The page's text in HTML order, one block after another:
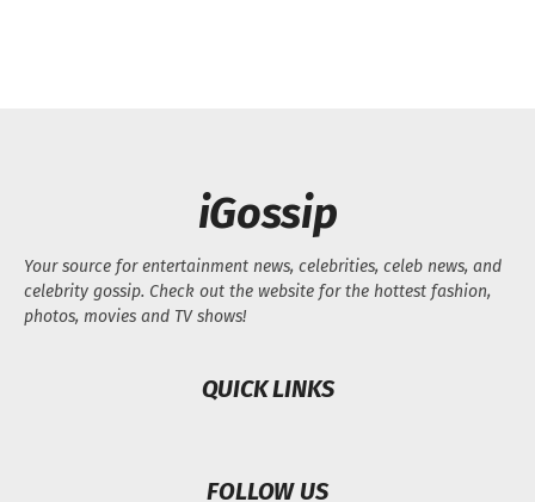
iGossip
Your source for entertainment news, celebrities, celeb news, and
celebrity gossip. Check out the website for the hottest fashion,
photos, movies and TV shows!
QUICK LINKS
FOLLOW US